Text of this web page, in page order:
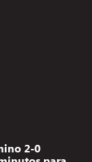
2-0